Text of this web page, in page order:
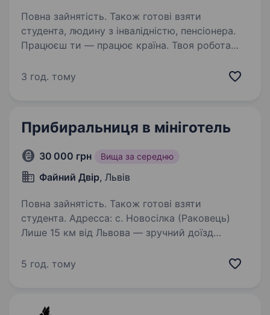
Повна зайнятість. Також готові взяти
студента, людину з інвалідністю, пенсіонера.
Працюєш ти — працює країна. Твоя робота
формуймо надійний тил нашої країни разом!
3 год. тому
Прибиральниця в мініготель
30 000 грн Вища за середню
Файний Двір, Львів
Повна зайнятість. Також готові взяти
студента. Адресса: с. Новосілка (Раковець)
Лише 15 км від Львова — зручний доїзд
Що потрібно робити: Підтримувати чистоту
5 год. тому